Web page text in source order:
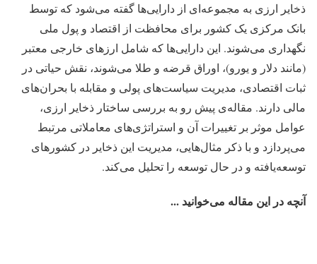
ذخایر ارزی به مجموعه‌ای از دارایی‌ها گفته می‌شود که توسط
بانک مرکزی یک کشور برای محافظت از اقتصاد و پول ملی
نگهداری می‌شوند. این دارایی‌ها که شامل ارزهای خارجی معتبر
(مانند دلار و یورو)، اوراق قرضه و طلا می‌شوند، نقش حیاتی در
ثبات اقتصادی، مدیریت سیاست‌های پولی و مقابله با بحران‌های
مالی دارند. مقاله‌ی پیش رو به بررسی ساختار ذخایر ارزی،
عوامل موثر بر تغییرات آن و استراتژی‌های معاملاتی مرتبط
می‌پردازد و با ذکر مثال‌هایی، مدیریت این ذخایر در کشورهای
توسعه‌یافته و در حال توسعه را تحلیل می‌کند​.
آنچه در این مقاله می‌خوانید ...